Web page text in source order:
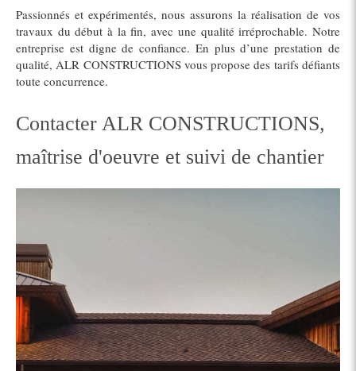
Passionnés et expérimentés, nous assurons la réalisation de vos
travaux du début à la fin, avec une qualité irréprochable. Notre
entreprise est digne de confiance. En plus d’une prestation de
qualité, ALR CONSTRUCTIONS vous propose des tarifs défiants
toute concurrence.
Contacter ALR CONSTRUCTIONS,
maîtrise d'oeuvre et suivi de chantier